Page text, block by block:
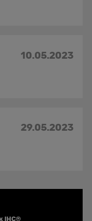
10.05.2023
29.05.2023
IHC®